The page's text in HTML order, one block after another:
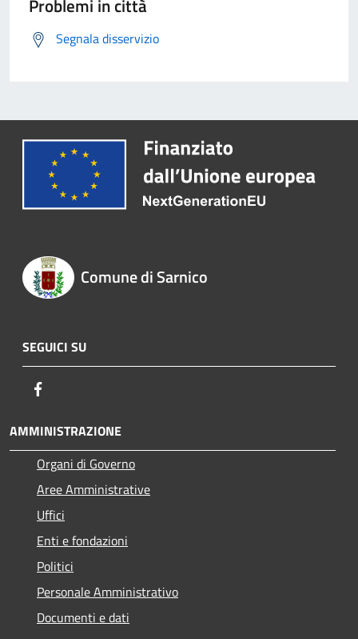
Problemi in città
Segnala disservizio
Comune di Sarnico
SEGUICI SU
AMMINISTRAZIONE
Organi di Governo
Aree Amministrative
Uffici
Enti e fondazioni
Politici
Personale Amministrativo
Documenti e dati